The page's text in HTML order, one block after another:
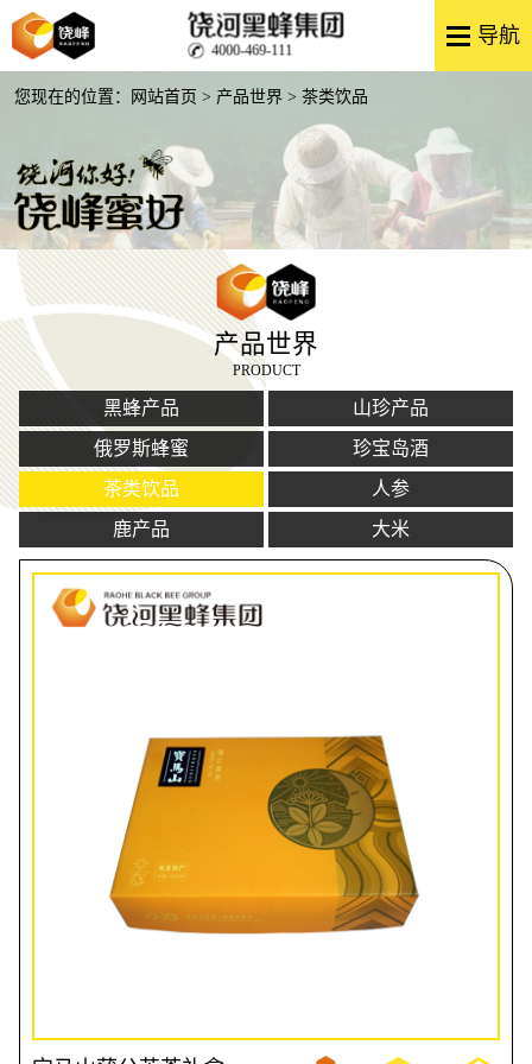
4000-469-111
您现在的位置： 网站首页 > 产品世界> 茶类饮品
产品世界
PRODUCT
黑蜂产品
山珍产品
俄罗斯蜂蜜
珍宝岛酒
茶类饮品
人参
鹿产品
大米